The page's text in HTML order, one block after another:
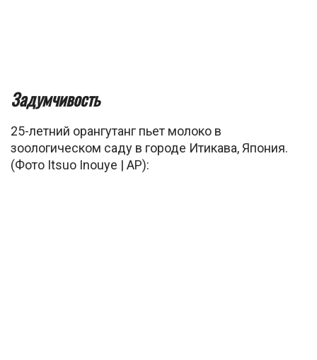
Задумчивость
25-летний орангутанг пьет молоко в
зоологическом саду в городе Итикава, Япония.
(Фото Itsuo Inouye | AP):